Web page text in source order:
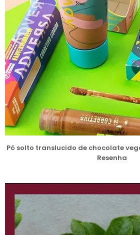
Pó solto translucido de chocolate
Resenha